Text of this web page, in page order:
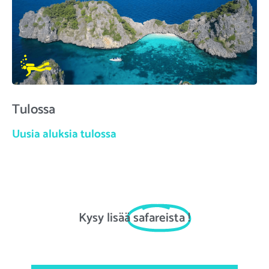
Tulossa
Uusia aluksia tulossa
Kysy lisääsafareista!